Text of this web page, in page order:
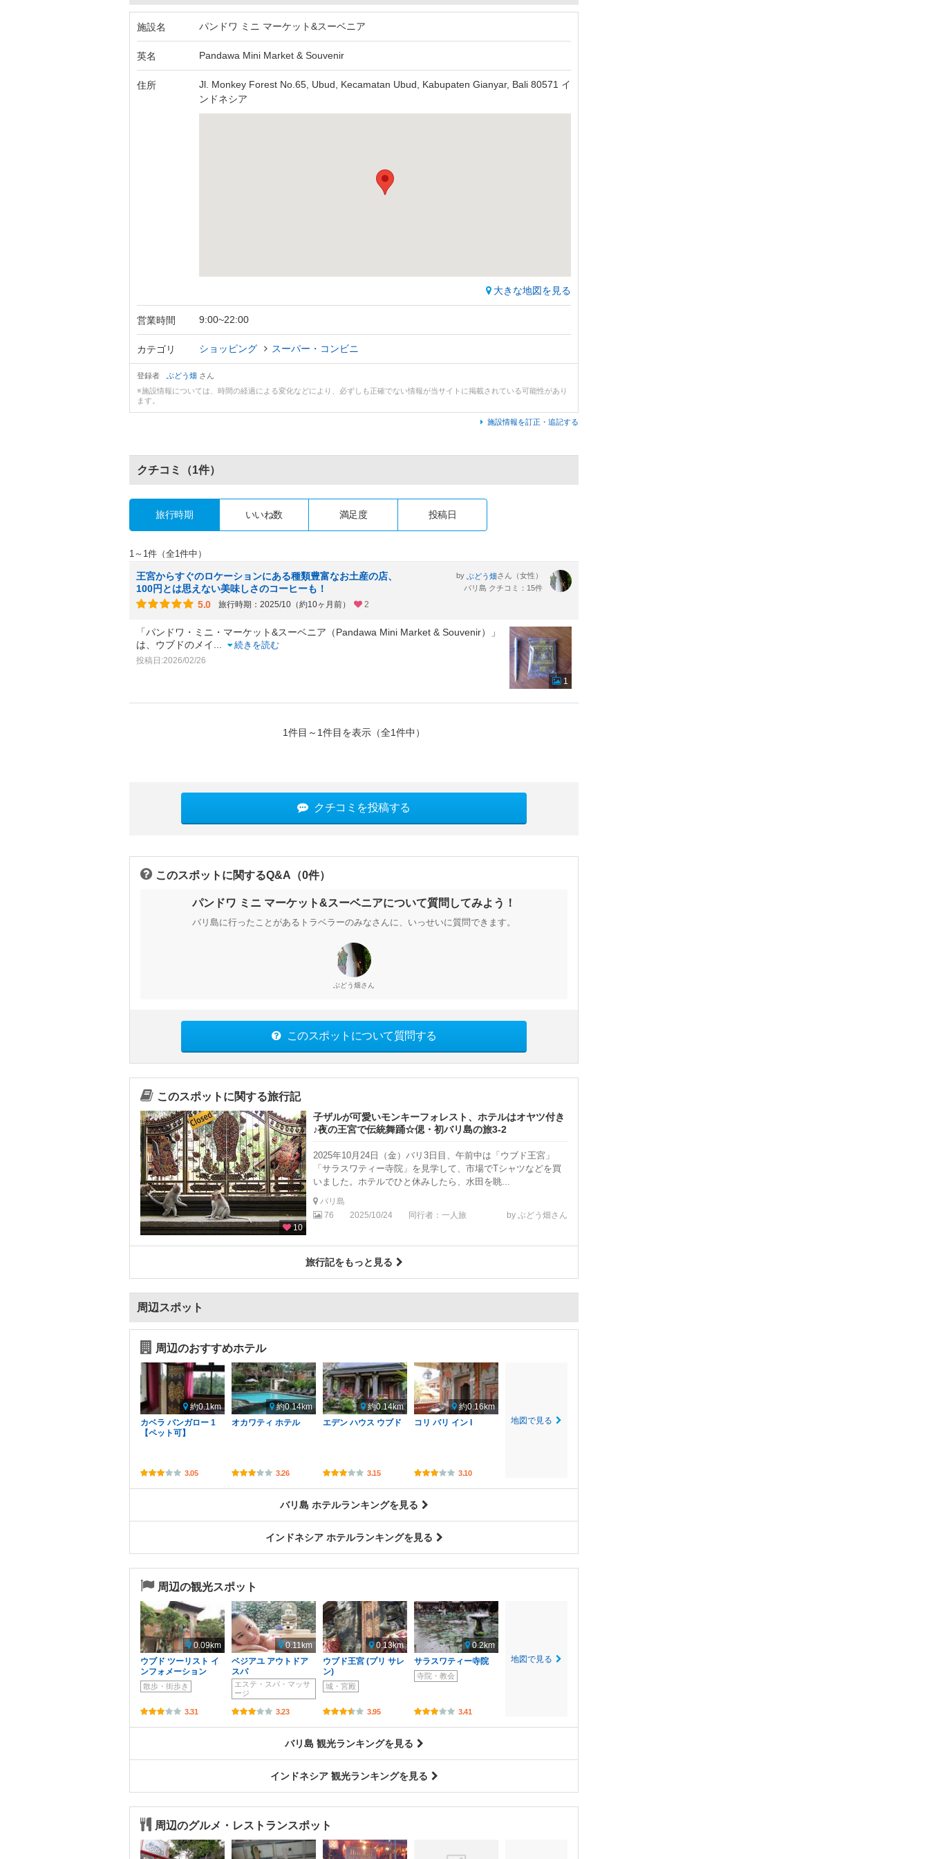
施設名 パンドワ ミニ マーケット&スーベニア
英名 Pandawa Mini Market & Souvenir
住所
Jl. Monkey Forest No.65, Ubud, Kecamatan Ubud, Kabupaten Gianyar, Bali 80571 イ
ンドネシア
大きな地図を見る
営業時間 9:00~22:00
カテゴリ ショッピング スーパー・コンビニ
登録者 ぶどう畑 さん
※施設情報については、時間の経過による変化などにより、必ずしも正確でない情報が当サイトに掲載されている可能性があり
ます。
施設情報を訂正・追記する
クチコミ （1件）
旅行時期 いいね数 満足度 投稿日
1～1件（全1件中）
王宮からすぐのロケーションにある種類豊富なお土産の店、
100円とは思えない美味しさのコーヒーも！
5.0
旅行時期：2025/10（約10ヶ月前） 2
by ぶどう畑さん（女性）
バリ島 クチコミ：15件
「パンドワ・ミニ・マーケット&スーベニア（Pandawa Mini Market & Souvenir）」
は、ウブドのメイ
続きを読む
投稿日:2026/02/26
1
1件目～1件目を表示（全1件中）
クチコミを投稿する
このスポットに関するQ&A（0件）
パンドワ ミニ マーケット&スーベニアについて質問してみよう！
バリ島に行ったことがあるトラベラーのみなさんに、いっせいに質問できます。
ぶどう畑さん
このスポットについて質問する
このスポットに関する旅行記
10
子ザルが可愛いモンキーフォレスト、ホテルはオヤツ付き
♪夜の王宮で伝統舞踊☆偲・初バリ島の旅3-2
2025年10月24日（金）バリ3日目、午前中は「ウブド王宮」
「サラスワティー寺院」を見学して、市場でTシャツなどを買
いました。ホテルでひと休みしたら、水田を眺...
バリ島
76
2025/10/24 同行者：一人旅 by ぶどう畑さん
旅行記をもっと見る
周辺スポット
周辺のおすすめホテル
約0.1km
カベラ バンガロー 1
【ペット可】
3.05
約0.14km
オカワティ ホテル
3.26
約0.14km
エデン ハウス ウブド
3.15
約0.16km
コリ バリ イン I
3.10
地図で見る
バリ島 ホテルランキングを見る
インドネシア ホテルランキングを見る
周辺の観光スポット
0.09km
ウブド ツーリスト イ
ンフォメーション
散歩・街歩き
3.31
0.11km
ベジアユ アウトドア
スパ
エステ・スパ・マッサ
ージ
3.23
0.13km
ウブド王宮 (プリ サレ
ン)
城・宮殿
3.95
0.2km
サラスワティー寺院
寺院・教会
3.41
地図で見る
バリ島 観光ランキングを見る
インドネシア 観光ランキングを見る
周辺のグルメ・レストランスポット